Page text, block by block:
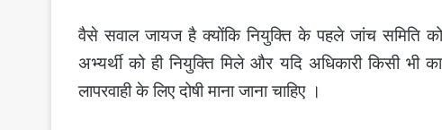
वैसे सवाल जायज है क्योंकि नियुक्ति के पहले जांच समिति
अभ्यर्थी को ही नियुक्ति मिले और यदि अधिकारी किसी
लापरवाही के लिए दोषी माना जाना चाहिए ।